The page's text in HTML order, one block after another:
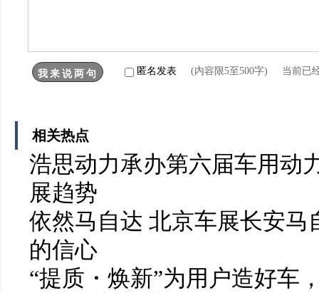
匿名发表 (内容限5至500字) 当前已
相关热点
浩思动力承办第六届车用动
展趋势
依然马自达 北京车展长安
的信心
“提质・焕新”为用户造好车